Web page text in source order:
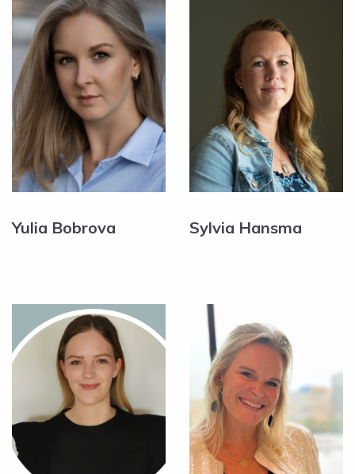
Yulia Bobrova Sylvia Hansma